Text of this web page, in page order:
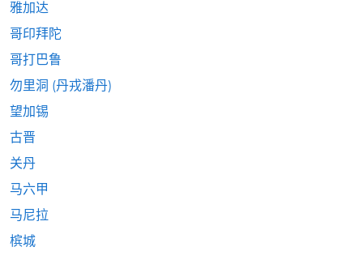
雅加达
哥印拜陀
哥打巴鲁
勿里洞 (丹戎潘丹)
望加锡
古晋
关丹
马六甲
马尼拉
槟城